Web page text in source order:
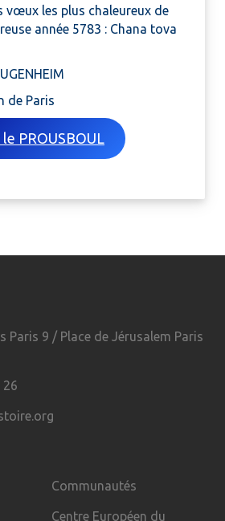
vœux les plus chaleureux de
année 5783 : Chana tova
de Paris
PROUSBOUL
Paris 9 / Place de Jérusalem Paris
26
Communautés
Centre Européen du